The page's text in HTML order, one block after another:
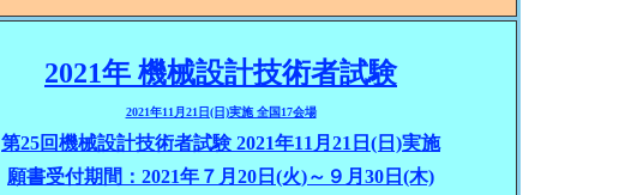
2021年 機械設計技術者試験
2021年11月21日(日)実施 全国17会場
第25回機械設計技術者試験 2021年11月21日(日)実施
願書受付期間：2021年７月20日(火)～９月30日(木)